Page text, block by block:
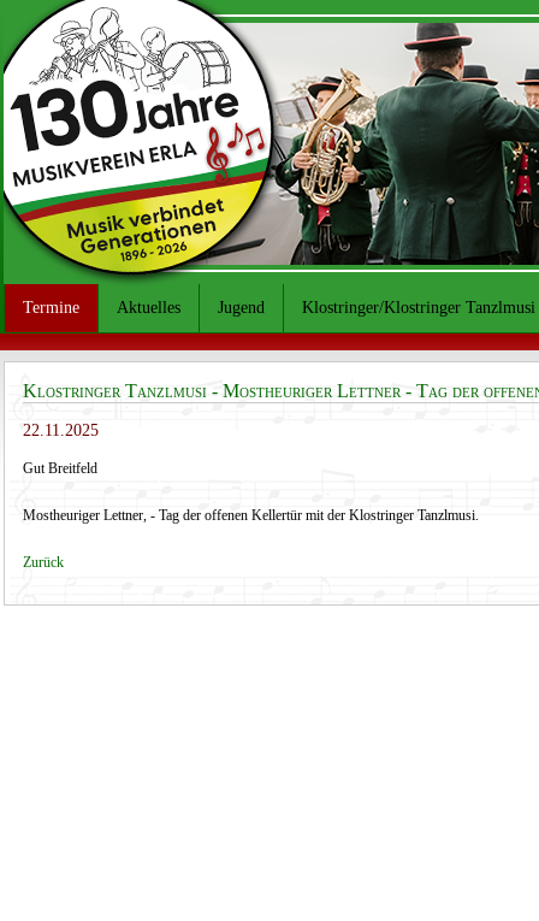
Termine Aktuelles Jugend Klostringer/Klostringer Tanzlmusi
Klostringer Tanzlmusi - Mostheuriger Lettner - Tag der
22.11.2025
Gut Breitfeld
Mostheuriger Lettner, - Tag der offenen Kellertür mit der Klostringer Tanzlmusi.
Zurück